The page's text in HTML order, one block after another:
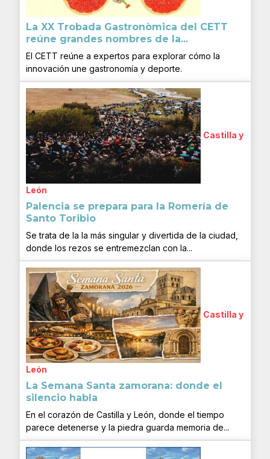
La XX Trobada Gastronòmica del CETT
reúne grandes nombres de la...
El CETT reúne a expertos para explorar cómo la
innovación une gastronomía y deporte.
Castilla y
León
Palencia se prepara para la Romería de
Santo Toribio
Se trata de la la más singular y divertida de la ciudad,
donde los rezos se entremezclan con la...
Castilla y
León
La Semana Santa zamorana: donde el
silencio habla
En el corazón de Castilla y León, donde el tiempo
parece detenerse y la piedra guarda memoria de...